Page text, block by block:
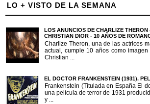
LO + VISTO DE LA SEMANA
LOS ANUNCIOS DE CHARLIZE
CHRISTIAN DIOR - 10 AÑOS DE
Charlize Theron, una de las actrices
actual, cumple 10 años como
Christian ...
EL DOCTOR FRANKENSTEIN (1931).
Frankenstein (Titulada en España El
una película de terror de 1931
y ...